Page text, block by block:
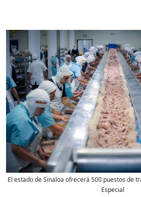
El estado de Sinaloa ofrecerá 500 puestos de
Especial